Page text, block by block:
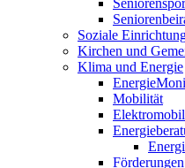
Soziale
Kirchen und
Klima und Energie
Mobilität
Förderungen